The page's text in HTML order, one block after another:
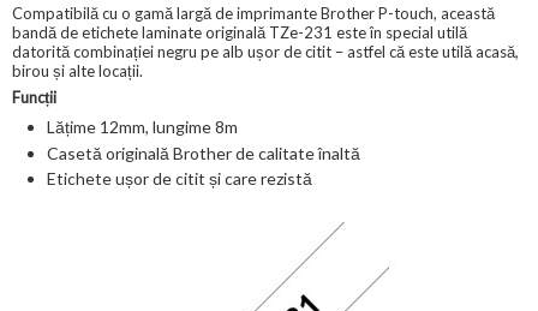
Compatibilă cu o gamă largă de imprimante Brother P-touch, această
bandă de etichete laminate originală TZe-231 este în special utilă
datorită combinației negru pe alb ușor de citit – astfel că este utilă acasă,
birou și alte locații.
Funcții
Lățime 12mm, lungime 8m
Casetă originală Brother de calitate înaltă
Etichete ușor de citit și care rezistă